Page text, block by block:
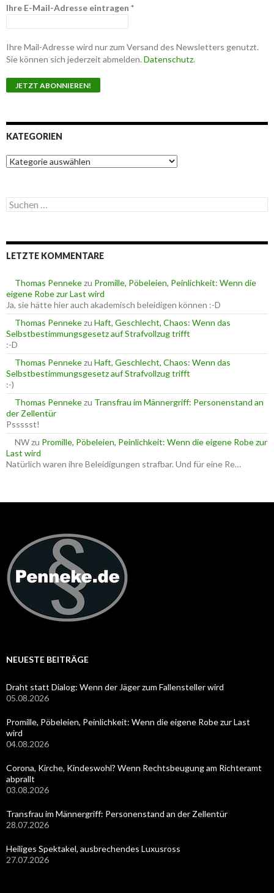
Ihre E-Mail-Adresse eintragen *
Ihre Mail-Adresse wird nur zum Versand des Newsletters genutzt.
Sie können sich jederzeit abmelden. Datenschutz.
KATEGORIEN
K
a
g
o
n
S
u
e
n
c
h
:
LETZTE KOMMENTARE
Thomas Pennekezu Promille, Pöbeleien, Peinlichkeit: Wenn die
eigene Robe zur Last wird
Ja, sie hätte hier auch akademisch beleidigen können :-D
Thomas Pennekezu Haft, Geschlecht, Chaos: Wenn das
Selbstbestimmungsgesetz auf Strafvollzug trifft
:-D
Thomas Pennekezu Haft, Geschlecht, Chaos: Wenn das
Selbstbestimmungsgesetz auf Strafvollzug trifft
:-)
Thomas Pennekezu Transfrau im Männergriff: Personenstand an
der Zellentür
Pssssst!
NWzu Promille, Pöbeleien, Peinlichkeit: Wenn die eigene Robe zur
Last wird
Natürlich waren ihre Beleidigungen strafbar. Und für eine Re…
NEUESTE BEITRÄGE
Draht statt Dialog: Wenn der Jäger zum Fallensteller wird
05.08.2026
Promille, Pöbeleien, Peinlichkeit: Wenn die eigene Robe zur Last
wird
04.08.2026
Corona, Kirche, Kindeswohl? Wenn Rechtsbeugung am Richteramt
abprallt
03.08.2026
Transfrau im Männergriff: Personenstand an der Zellentür
28.07.2026
Heiliges Spektakel, ausbrechendes Luxusross
27.07.2026